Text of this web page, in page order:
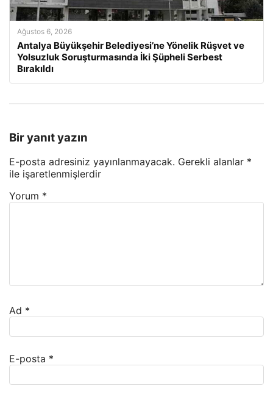
Ağustos 6, 2026
Antalya Büyükşehir Belediyesi’ne Yönelik Rüşvet ve
Yolsuzluk Soruşturmasında İki Şüpheli Serbest
Bırakıldı
Bir yanıt yazın
E-posta adresiniz yayınlanmayacak. Gerekli alanlar *
ile işaretlenmişlerdir
Yorum *
Ad *
E-posta *